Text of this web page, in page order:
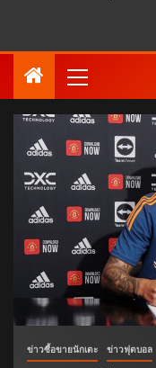
ข่าวซื้อขายนักเตะ ข่าวฟุตบอล